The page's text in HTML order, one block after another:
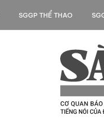
SGGP THỂ THAO